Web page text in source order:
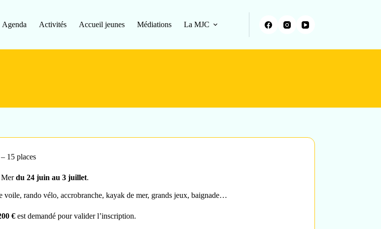
Agenda Activités Accueil jeunes Médiations La MJC
15 places
Merdu 24 juin au 3 juillet.
voile, rando vélo, accrobranche, kayak de mer, grands jeux, baignade…
€ est demandé pour valider l’inscription.